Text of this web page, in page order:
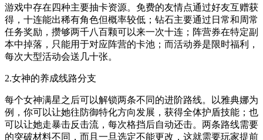
游戏中存在四种主要抽卡资源。免费的友情点通过好友互赠获
得，十连能出稀有角色但概率较低；钻石主要通过日常和周常
任务奖励，攒够两千八百颗可以来一次十连；阵营券在特定副
本中掉落，只能用于对应阵营的卡池；而活动券是限时福利，
每次大型活动会送几十张。
2.女神的养成线路分支
每个女神满星之后可以解锁两条不同的进阶路线。以雅典娜为
例，你可以让她往防御特化方向发展，获得全体护盾技能；也
可以让她走暴击反击流，每次格挡后自动还击。两条路线需要
的突破材料不同，而且一旦选定不能更改，这就需要玩家提前